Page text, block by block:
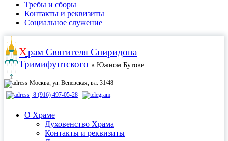
Требы и сборы
Контакты и реквизиты
Социальное служение
Храм Святителя Спиридона
Тримифунтского в Южном Бутове
Москва, ул. Веневская, вл. 31/48
8 (916) 497-05-28
О Храме
Духовенство Храма
Контакты и реквизиты